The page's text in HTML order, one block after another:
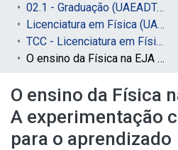
02.1 - Graduação (UAEADTec)
Licenciatura em Física (UAEADTec)
TCC - Licenciatura em Física (UAEADTec)
O ensino da Física na EJA Campo: A experimentação como incentivo para o aprendizado
O ensino da Física
A experimentação
para o aprendizado